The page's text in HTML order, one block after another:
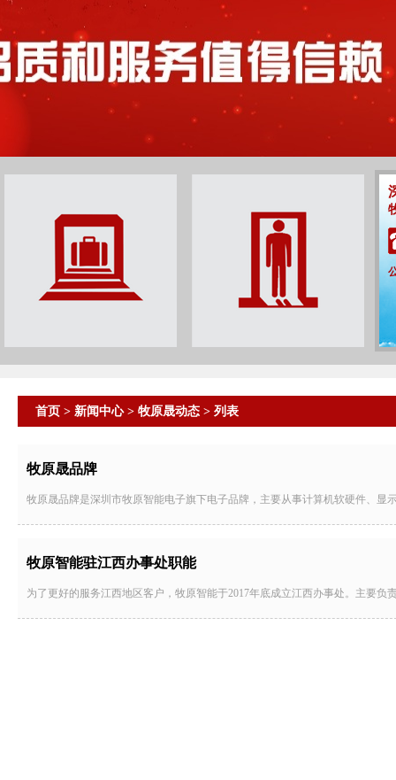
首页 > 新闻中心> 牧原晟动态 > 列表
牧原晟品牌
牧原晟品牌是深圳市牧原智能电子旗下电子品牌，主要从事计算机软硬件、
牧原智能驻江西办事处职能
为了更好的服务江西地区客户，牧原智能于2017年底成立江西办事处。主要